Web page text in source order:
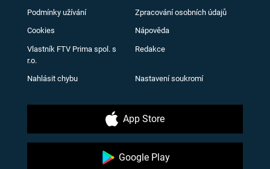
Podmínky užívání Zpracování osobních údajů
Cookies Nápověda
Vlastník FTV Prima spol. s
r.o.
Redakce
Nahlásit chybu Nastavení soukromí
App Store
Google Play